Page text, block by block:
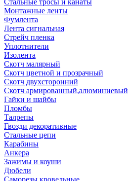
Стальные тросы и канаты
Монтажные ленты
Фумлента
Лента сигнальная
Стрейч пленка
Уплотнители
Изолента
Скотч малярный
Скотч цветной и прозрачный
Скотч двухсторонний
Скотч армированный,алюминиевый
Гайки и шайбы
Пломбы
Талрепы
Гвозди декоративные
Стальные цепи
Карабины
Анкера
Зажимы и коуши
Дюбели
Саморезы кровельные